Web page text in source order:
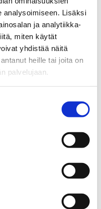
analysoimiseen. Lisäksi
ja analytiikka-
miten käytät
yhdistää näitä
heille tai joita on
palvelujaan.
hyvin varusteltu. Sieltä
suihku ja pesutupa.